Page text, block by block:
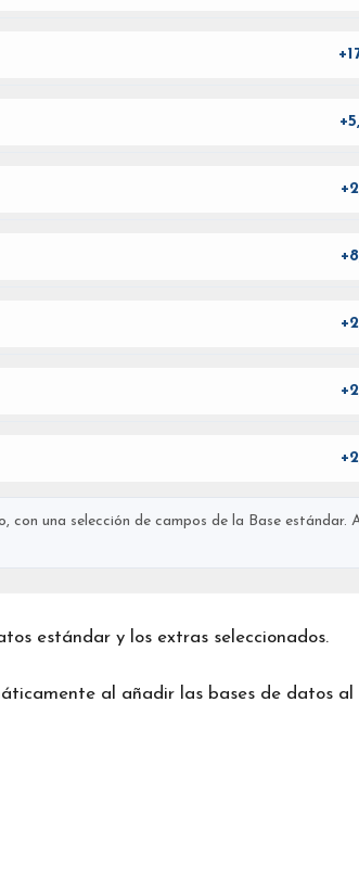
una selección de campos de la Base estándar.
estándar y los extras seleccionados.
al añadir las bases de datos